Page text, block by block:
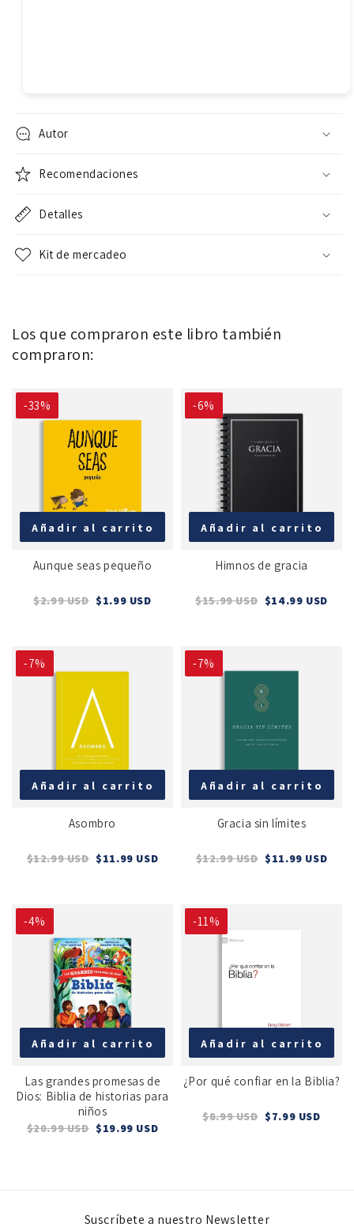
Autor
Recomendaciones
Detalles
Kit de mercadeo
Los que compraron este libro también
compraron:
-33%
Añadir al carrito
Aunque seas pequeño
$2.99 USD $1.99 USD
-6%
Añadir al carrito
Himnos de gracia
$15.99 USD $14.99 USD
-7%
Añadir al carrito
Asombro
$12.99 USD $11.99 USD
-7%
Añadir al carrito
Gracia sin límites
$12.99 USD $11.99 USD
-4%
Añadir al carrito
Las grandes promesas de
Dios: Biblia de historias para
niños
$20.99 USD $19.99 USD
-11%
Añadir al carrito
¿Por qué confiar en la Biblia?
$8.99 USD $7.99 USD
Suscríbete a nuestro Newsletter